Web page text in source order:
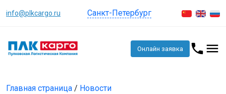
info@plkcargo.ru Санкт-Петербург
Онлайн заявка
Главная страница / Новости